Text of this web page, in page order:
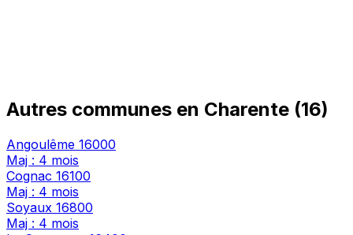
Autres communes en Charente (16)
Angoulême 16000
Maj : 4 mois
Cognac 16100
Maj : 4 mois
Soyaux 16800
Maj : 4 mois